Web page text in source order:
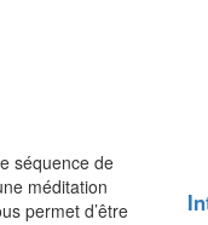
séquence de
méditation
permet d’être